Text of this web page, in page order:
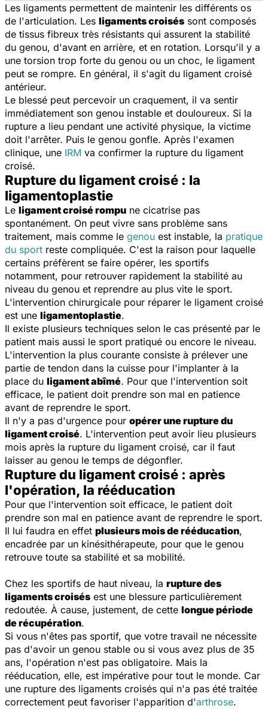
Les ligaments permettent de maintenir les différents os
de l'articulation. Les ligaments croisés sont composés
de tissus fibreux très résistants qui assurent la stabilité
du genou, d'avant en arrière, et en rotation. Lorsqu'il y a
une torsion trop forte du genou ou un choc, le ligament
peut se rompre. En général, il s'agit du ligament croisé
antérieur.
Le blessé peut percevoir un craquement, il va sentir
immédiatement son genou instable et douloureux. Si la
rupture a lieu pendant une activité physique, la victime
doit l'arrêter. Puis le genou gonfle. Après l'examen
clinique, une IRM va confirmer la rupture du ligament
croisé.
Rupture du ligament croisé : la
ligamentoplastie
Le ligament croisé rompu ne cicatrise pas
spontanément. On peut vivre sans problème sans
traitement, mais comme le genou est instable, la pratique
du sport reste compliquée. C'est la raison pour laquelle
certains préfèrent se faire opérer, les sportifs
notamment, pour retrouver rapidement la stabilité au
niveau du genou et reprendre au plus vite le sport.
L'intervention chirurgicale pour réparer le ligament croisé
est une ligamentoplastie.
Il existe plusieurs techniques selon le cas présenté par le
patient mais aussi le sport pratiqué ou encore le niveau.
L'intervention la plus courante consiste à prélever une
partie de tendon dans la cuisse pour l'implanter à la
place du ligament abîmé. Pour que l'intervention soit
efficace, le patient doit prendre son mal en patience
avant de reprendre le sport.
Il n'y a pas d'urgence pour opérer une rupture du
ligament croisé. L'intervention peut avoir lieu plusieurs
mois après la rupture du ligament croisé, car il faut
laisser au genou le temps de dégonfler.
Rupture du ligament croisé : après
l'opération, la rééducation
Pour que l'intervention soit efficace, le patient doit
prendre son mal en patience avant de reprendre le sport.
Il lui faudra en effet plusieurs mois de rééducation,
encadrée par un kinésithérapeute, pour que le genou
retrouve toute sa stabilité et sa mobilité.
Chez les sportifs de haut niveau, la rupture des
ligaments croisés est une blessure particulièrement
redoutée. À cause, justement, de cette longue période
de récupération.
Si vous n'êtes pas sportif, que votre travail ne nécessite
pas d'avoir un genou stable ou si vous avez plus de 35
ans, l'opération n'est pas obligatoire. Mais la
rééducation, elle, est impérative pour tout le monde. Car
une rupture des ligaments croisés qui n'a pas été traitée
correctement peut favoriser l'apparition d'arthrose.